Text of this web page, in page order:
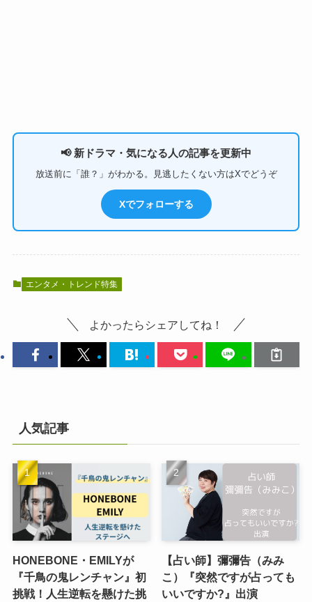
📢 新ドラマ・気になる人の記事を更新中
放送前に「誰？」がわかる。見逃したくない方はXでどうぞ
Xでフォローする
エンタメ・トレンド特集
よかったらシェアしてね！
人気記事
HONEBONE・EMILYが
『千鳥の鬼レンチャン』初
挑戦！人生逆転を懸けた挑
【占い師】彌彌告（みみ
こ）『突然ですが占っても
いいですか?』出演